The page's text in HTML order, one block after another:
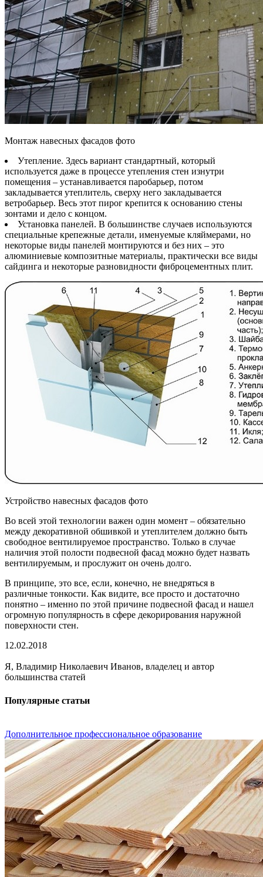
Монтаж навесных фасадов фото
Утепление. Здесь вариант стандартный, который
используется даже в процессе утепления стен изнутри
помещения – устанавливается паробарьер, потом
закладывается утеплитель, сверху него закладывается
ветробарьер. Весь этот пирог крепится к основанию стены
зонтами и дело с концом.
Установка панелей. В большинстве случаев используются
специальные крепежные детали, именуемые кляймерами, но
некоторые виды панелей монтируются и без них – это
алюминиевые композитные материалы, практически все виды
сайдинга и некоторые разновидности фиброцементных плит.
Устройство навесных фасадов фото
Во всей этой технологии важен один момент – обязательно
между декоративной обшивкой и утеплителем должно быть
свободное вентилируемое пространство. Только в случае
наличия этой полости подвесной фасад можно будет назвать
вентилируемым, и прослужит он очень долго.
В принципе, это все, если, конечно, не внедряться в
различные тонкости. Как видите, все просто и достаточно
понятно – именно по этой причине подвесной фасад и нашел
огромную популярность в сфере декорирования наружной
поверхности стен.
12.02.2018
Я, Владимир Николаевич Иванов, владелец и автор
большинства статей
Популярные статьи
Дополнительное профессиональное образование